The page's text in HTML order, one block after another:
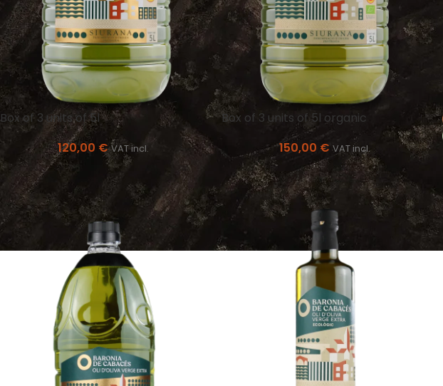
Box of 3 units of 5l
120,00 € VAT incl.
Box of 3 units of 5l organic
150,00 € VAT incl.